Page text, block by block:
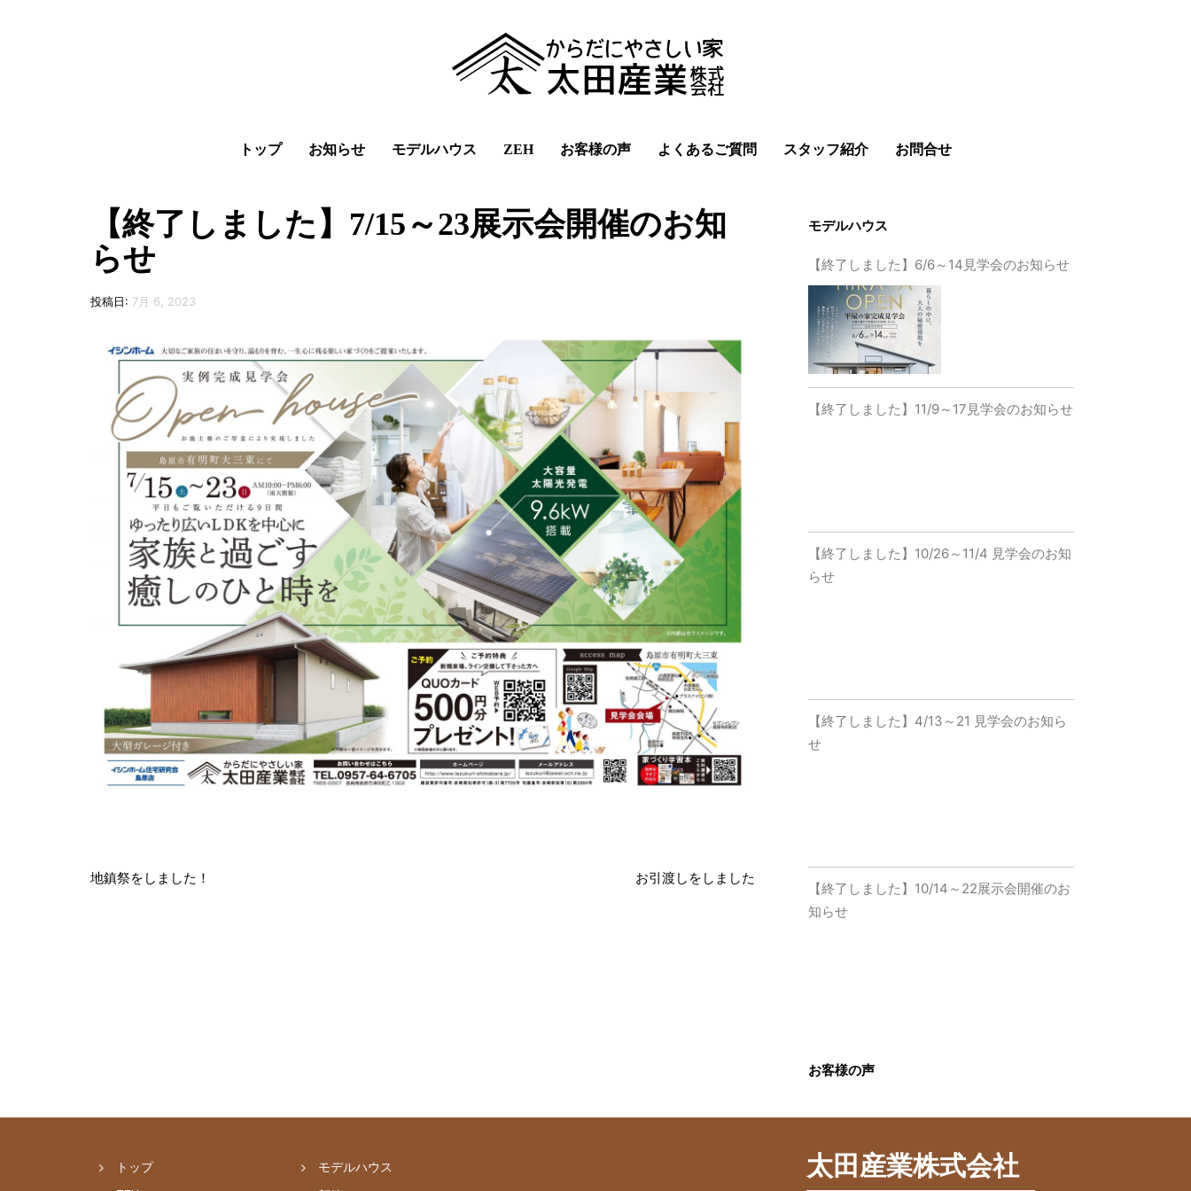
トップ お知らせ モデルハウス ZEH お客様の声 よくあるご質問 スタッフ紹介 お問合せ
【終了しました】7/15～23展示会開催のお知
らせ
投稿日: 7月 6, 2023
地鎮祭をしました！ お引渡しをしました
モデルハウス
【終了しました】6/6～14見学会のお知らせ
【終了しました】11/9～17見学会のお知らせ
【終了しました】10/26～11/4 見学会のお知
らせ
【終了しました】4/13～21 見学会のお知ら
せ
【終了しました】10/14～22展示会開催のお
知らせ
お客様の声
トップ
モデルハウス
太田産業株式会社